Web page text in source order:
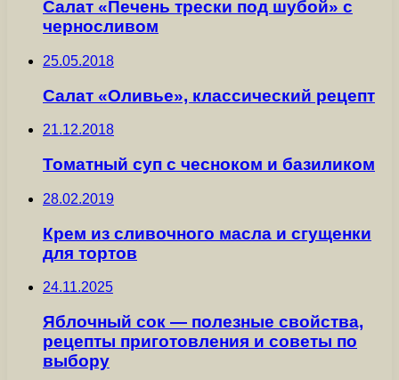
Салат «Печень трески под шубой» с
черносливом
25.05.2018
Салат «Оливье», классический рецепт
21.12.2018
Томатный суп с чесноком и базиликом
28.02.2019
Крем из сливочного масла и сгущенки
для тортов
24.11.2025
Яблочный сок — полезные свойства,
рецепты приготовления и советы по
выбору